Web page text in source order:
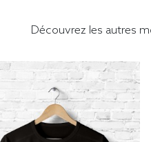
Découvrez les autres